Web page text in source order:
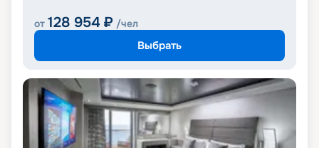
от 128 954 ₽ /чел
Выбрать